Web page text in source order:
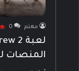
مهتم 0
المنصات